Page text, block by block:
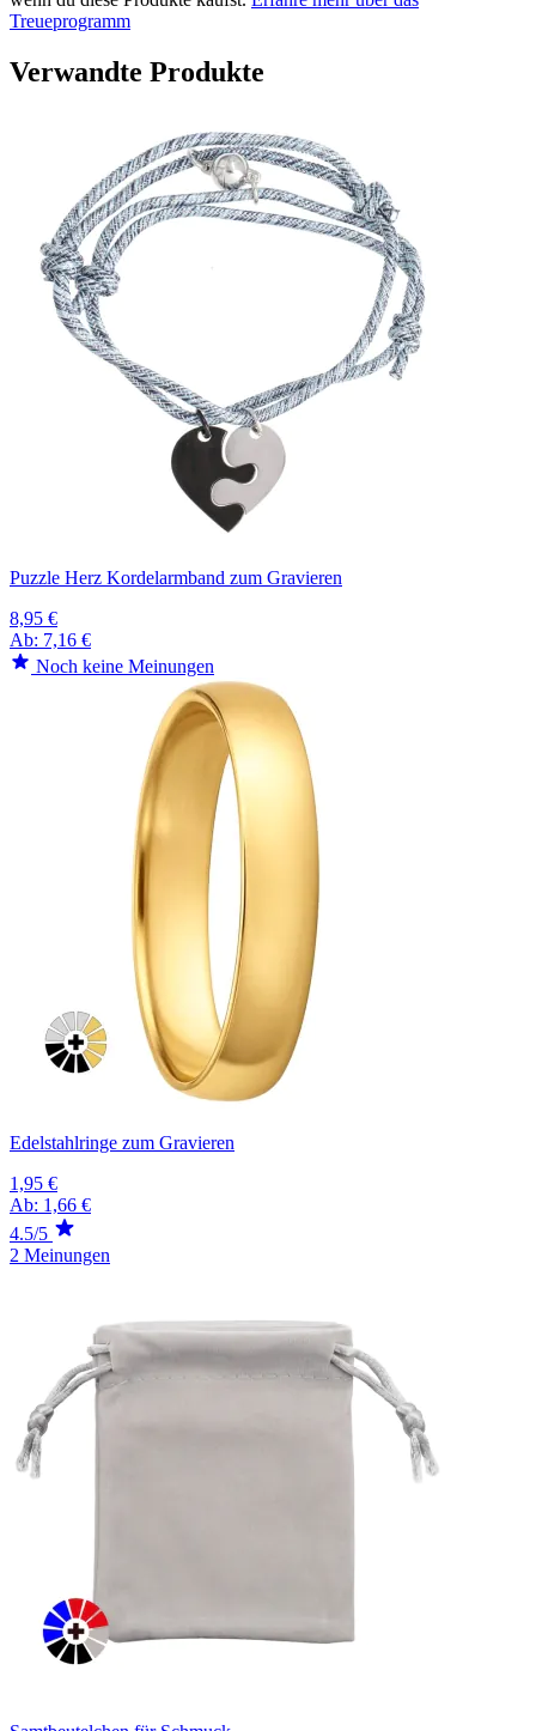
Treueprogramm
Verwandte Produkte
Puzzle Herz Kordelarmband zum Gravieren
8,95 €
Ab: 7,16 €
Noch keine Meinungen
Edelstahlringe zum Gravieren
1,95 €
Ab: 1,66 €
4.5/5
2 Meinungen